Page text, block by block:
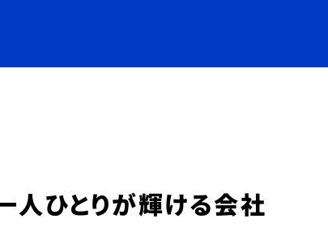
人ひとりが輝ける会社